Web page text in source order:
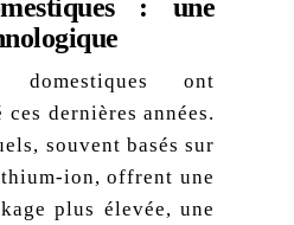
: une
domestiques ont
dernières années.
souvent basés sur
ion, offrent une
plus élevée, une